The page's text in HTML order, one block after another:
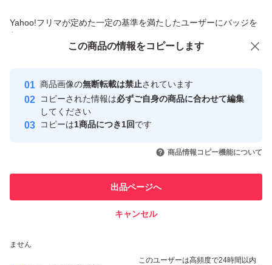
Yahoo!フリマが定めた一定の基準を満たしたユーザーにバッジを
付与しています
安心取引出品者
心・安全なユーザーです
取引実績
引を完了させた実績があります
での取引実績があります
ません
このユーザーは高頻度で24時間以内
この商品の情報をコピーします
商品画像の無断転載は禁止されています
コピーされた情報は必ずご自身の商品に合わせて編集
してください
コピーは1商品につき1回です
商品情報コピー機能について
出品ページへ
キャンセル
この商品をみている人にオススメ